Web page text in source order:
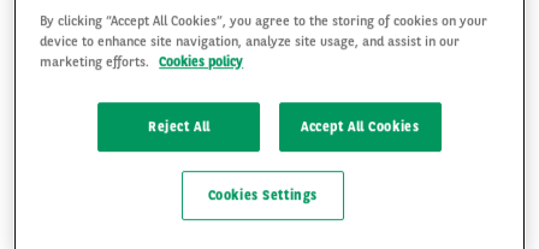
Amsterdam, 27 mei 2024 – Nederlandse bedrijven
tonen een sterk toenemende interesse in
Mobility Observatory Mobility & Fleet Barometer
onder 8.605 bedrijven in Europa, waaronder 300 in
Nederland, biedt waardevolle inzichten in de trends
By clicking “Accept All Cookies”, you agree to the storing of cookies on your
device to enhance site navigation, analyze site usage, and assist in our
marketing efforts.
Cookies policy
Reject All Accept All Cookies
Cookies Settings